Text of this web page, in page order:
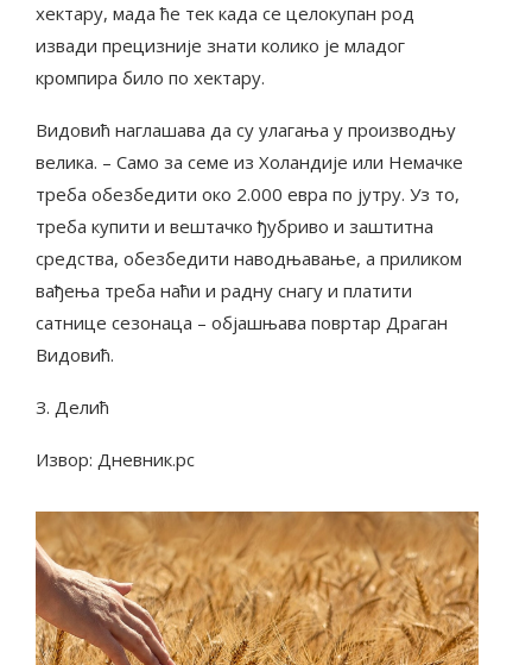
хектару, мада ће тек када се целокупан род
извади прецизније знати колико је младог
кромпира било по хектару.
Видовић наглашава да су улагања у производњу
велика. – Само за семе из Холандије или Немачке
треба обезбедити око 2.000 евра по јутру. Уз то,
треба купити и вештачко ђубриво и заштитна
средства, обезбедити наводњавање, а приликом
вађења треба наћи и радну снагу и платити
сатнице сезонаца – објашњава повртар Драган
Видовић.
З. Делић
Извор: Дневник.рс